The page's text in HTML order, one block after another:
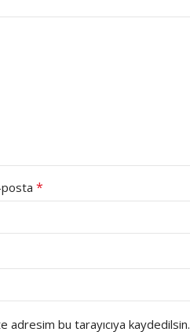
posta*
adresim bu tarayıcıya kaydedilsin.